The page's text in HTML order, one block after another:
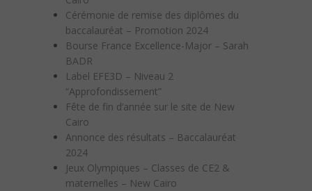
Cérémonie de remise des diplômes du
baccalauréat – Promotion 2024
Bourse France Excellence-Major – Sarah
BADR
Label EFE3D – Niveau 2
“Approfondissement”
Fête de fin d’année sur le site de New
Cairo
Annonce des résultats – Baccalauréat
2024
Jeux Olympiques – Classes de CE2 &
maternelles – New Cairo